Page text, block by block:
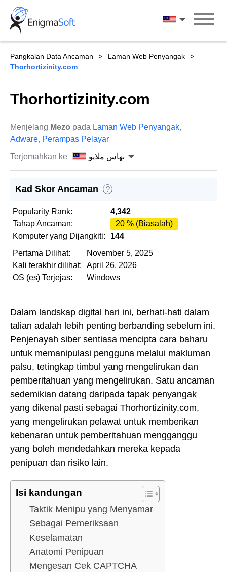
Skip
content
بهاس ملايو
Pangkalan Data Ancaman
Laman Web Penyangak
Thorhortizinity.com
Thorhortizinity.com
Menjelang Mezo pada Laman Web Penyangak,
Adware, Perampas Pelayar
Terjemahkan ke
بهاس ملايو
Kad Skor Ancaman ?
Popularity Rank:
4,342
Tahap Ancaman:
20 % (Biasalah)
Komputer yang Dijangkiti:
144
Pertama Dilihat:
November 5, 2025
Kali terakhir dilihat:
April 26, 2026
OS (es) Terjejas:
Windows
Dalam landskap digital hari ini, berhati-hati dalam
talian adalah lebih penting berbanding sebelum ini.
Penjenayah siber sentiasa mencipta cara baharu
untuk memanipulasi pengguna melalui makluman
palsu, tetingkap timbul yang mengelirukan dan
pemberitahuan yang mengelirukan. Satu ancaman
sedemikian datang daripada tapak penyangak
yang dikenal pasti sebagai Thorhortizinity.com,
yang mengelirukan pelawat untuk memberikan
kebenaran untuk pemberitahuan mengganggu
yang boleh mendedahkan mereka kepada
penipuan dan risiko lain.
Isi kandungan
Taktik Menipu yang Menyamar
Sebagai Pemeriksaan
Keselamatan
Anatomi Penipuan
Mengesan Cek CAPTCHA